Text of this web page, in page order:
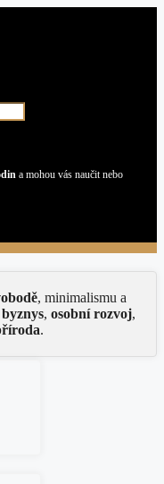
a mohou vás naučit nebo
, minimalismu a
byznys, osobní rozvoj,
.